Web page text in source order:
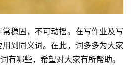
稳固，不可动摇。在写作业及写
到同义词。在此，词多多为大家
有哪些，希望对大家有所帮助。